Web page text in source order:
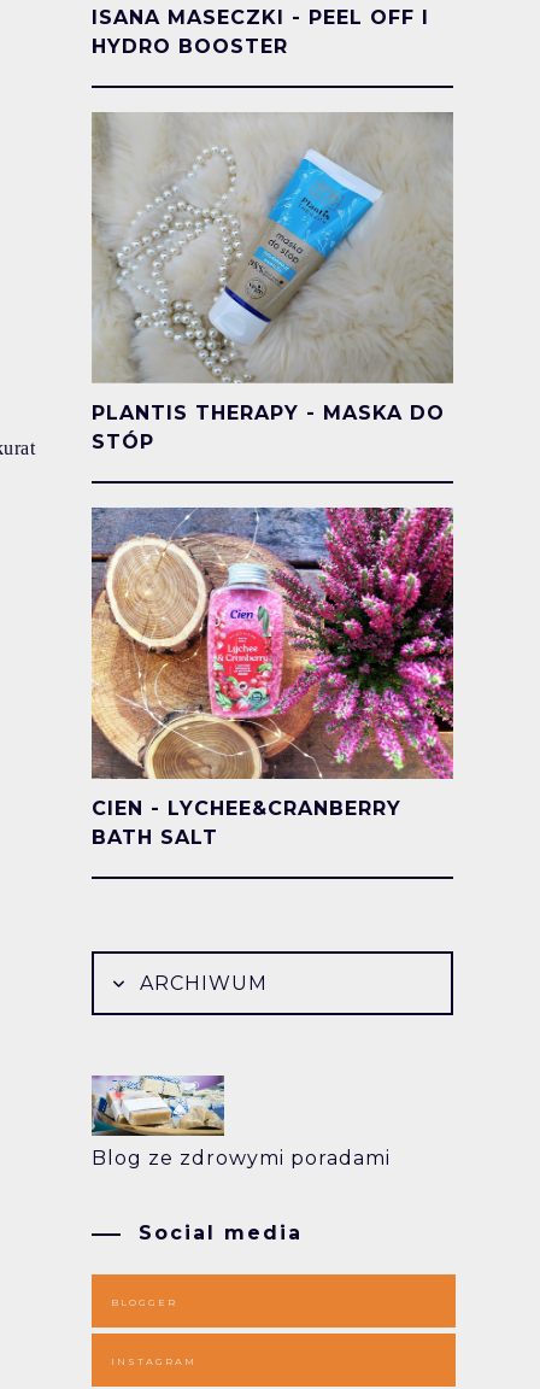
ISANA MASECZKI - PEEL OFF I
HYDRO BOOSTER
PLANTIS THERAPY - MASKA DO
STÓP
CIEN - LYCHEE&CRANBERRY
BATH SALT
ARCHIWUM
Blog ze zdrowymi poradami
Social media
BLOGGER
INSTAGRAM